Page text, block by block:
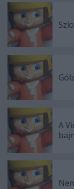
A